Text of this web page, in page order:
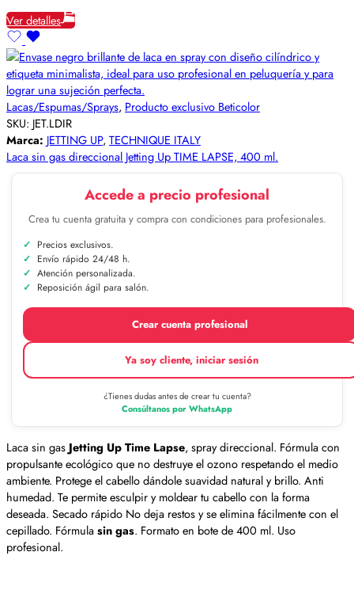
Ver detalles
Lacas/Espumas/Sprays, Producto exclusivo Beticolor
SKU: JET.LDIR
Marca: JETTING UP, TECHNIQUE ITALY
Laca sin gas direccional Jetting Up TIME LAPSE, 400 ml.
Accede a precio profesional
Crea tu cuenta gratuita y compra con condiciones para profesionales.
Precios exclusivos.
Envío rápido 24/48 h.
Atención personalizada.
Reposición ágil para salón.
Crear cuenta profesional
Ya soy cliente, iniciar sesión
¿Tienes dudas antes de crear tu cuenta?
Consúltanos por WhatsApp
Laca sin gas Jetting Up Time Lapse, spray direccional. Fórmula con
propulsante ecológico que no destruye el ozono respetando el medio
ambiente. Protege el cabello dándole suavidad natural y brillo. Anti
humedad. Te permite esculpir y moldear tu cabello con la forma
deseada. Secado rápido No deja restos y se elimina fácilmente con el
cepillado. Fórmulasin gas. Formato en bote de 400 ml. Uso
profesional.